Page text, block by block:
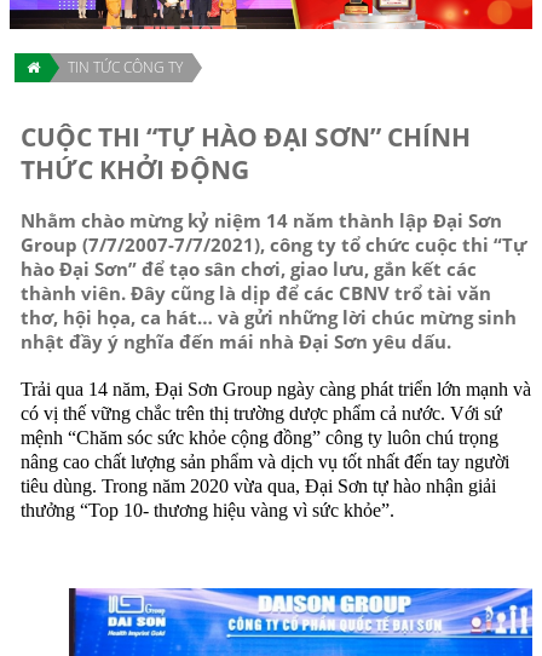
TIN TỨC CÔNG TY
CUỘC THI “TỰ HÀO ĐẠI SƠN” CHÍNH
THỨC KHỞI ĐỘNG
Nhằm chào mừng kỷ niệm 14 năm thành lập Đại Sơn
Group (7/7/2007-7/7/2021), công ty tổ chức cuộc thi “Tự
hào Đại Sơn” để tạo sân chơi, giao lưu, gắn kết các
thành viên. Đây cũng là dịp để các CBNV trổ tài văn
thơ, hội họa, ca hát… và gửi những lời chúc mừng sinh
nhật đầy ý nghĩa đến mái nhà Đại Sơn yêu dấu.
Trải qua 14 năm, Đại Sơn Group ngày càng phát triển lớn mạnh và
có vị thế vững chắc trên thị trường dược phẩm cả nước. Với sứ
mệnh “Chăm sóc sức khỏe cộng đồng” công ty luôn chú trọng
nâng cao chất lượng sản phẩm và dịch vụ tốt nhất đến tay người
tiêu dùng. Trong năm 2020 vừa qua, Đại Sơn tự hào nhận giải
thưởng “Top 10- thương hiệu vàng vì sức khỏe”.